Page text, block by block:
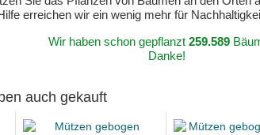
erreichen wir ein wenig mehr für
Wir haben schon gepflanzt 259.589
Danke!
auch gekauft